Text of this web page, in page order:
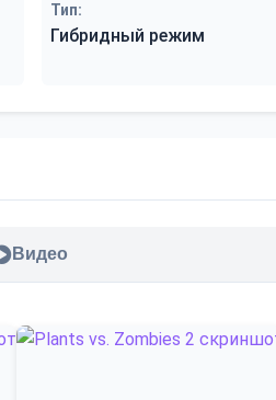
Тип:
Гибридный режим
Видео